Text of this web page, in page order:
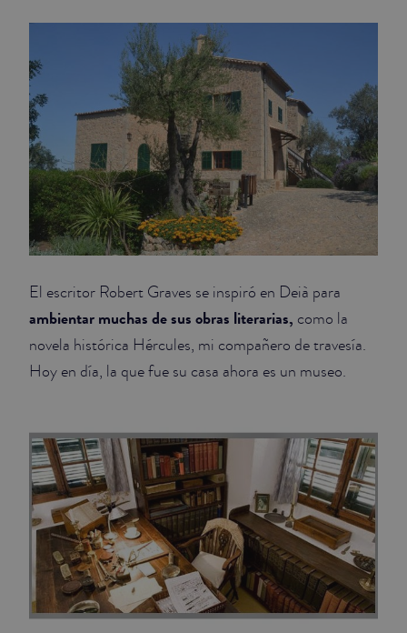
El escritor Robert Graves se inspiró en Deià para
ambientar muchas de sus obras literarias, como la
novela histórica Hércules, mi compañero de travesía.
Hoy en día, la que fue su casa ahora es un museo.